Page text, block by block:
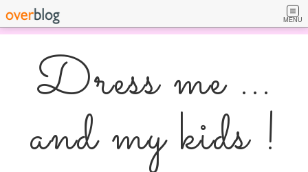
MENU
Dress me ...
and my kids !